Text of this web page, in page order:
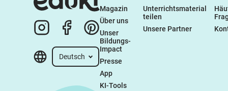
Deutsch
Magazin
Über uns
Unser
Bildungs-
Impact
Presse
App
KI-Tools
Unterrichtsmaterial
teilen
Unsere Partner